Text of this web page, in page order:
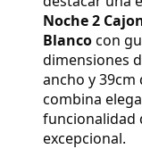
Noche 2
Blanco con
dimensiones
ancho y 39cm
combina
funcionalidad
excepcional.